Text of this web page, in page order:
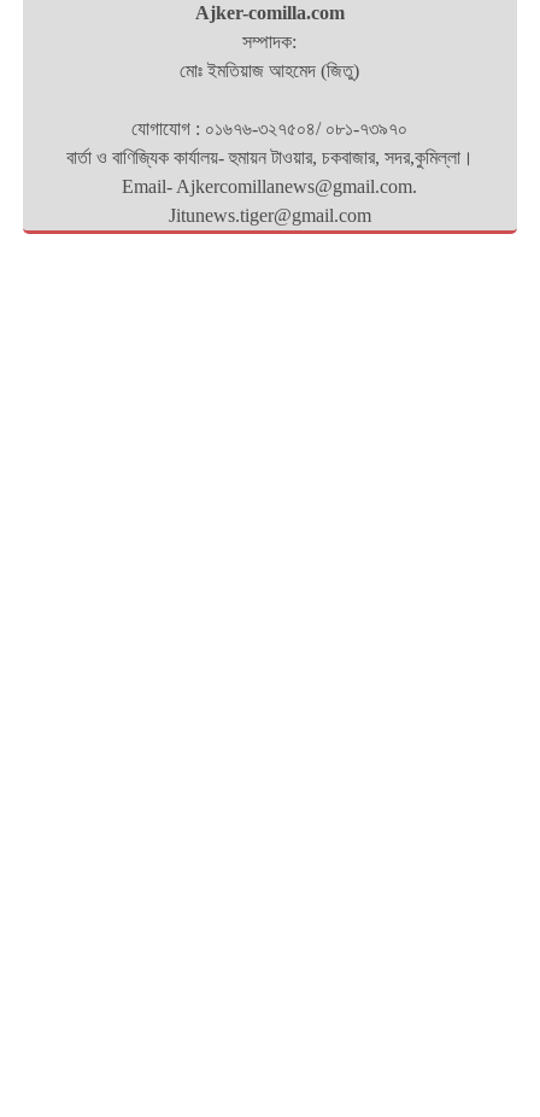
Ajker-comilla.com
সম্পাদক:
মোঃ ইমতিয়াজ আহমেদ (জিতু)
যোগাযোগ : ০১৬৭৬-৩২৭৫০৪/ ০৮১-৭৩৯৭০
বার্তা ও বাণিজ্যিক কার্যালয়- হুমায়ন টাওয়ার, চকবাজার, সদর,কুমিল্লা।
Email- Ajkercomillanews@gmail.com.
Jitunews.tiger@gmail.com